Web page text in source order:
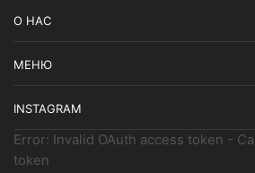
О НАС
МЕНЮ
INSTAGRAM
Error: Invalid OAuth access token -
token